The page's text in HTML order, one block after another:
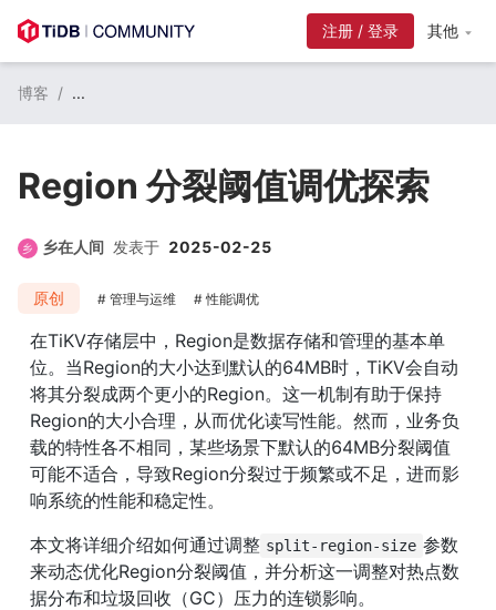
其他
博客 / ...
Region 分裂阈值调优探索
乡在人间 发表于 2025-02-25
原创 管理与运维 性能调优
在TiKV存储层中，Region是数据存储和管理的基本单
位。当Region的大小达到默认的64MB时，TiKV会自动
将其分裂成两个更小的Region。这一机制有助于保持
Region的大小合理，从而优化读写性能。然而，业务负
载的特性各不相同，某些场景下默认的64MB分裂阈值
可能不适合，导致Region分裂过于频繁或不足，进而影
响系统的性能和稳定性。
本文将详细介绍如何通过调整 split-region-size 参数
来动态优化Region分裂阈值，并分析这一调整对热点数
据分布和垃圾回收（GC）压力的连锁影响。